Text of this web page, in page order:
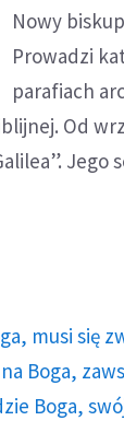
Nowy
Prowadzi
parafiach
Od
Jego
musi się
Boga,
Boga,